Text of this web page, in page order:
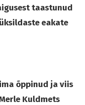
taastunud
eakate
õppinud ja viis
Kuldmets